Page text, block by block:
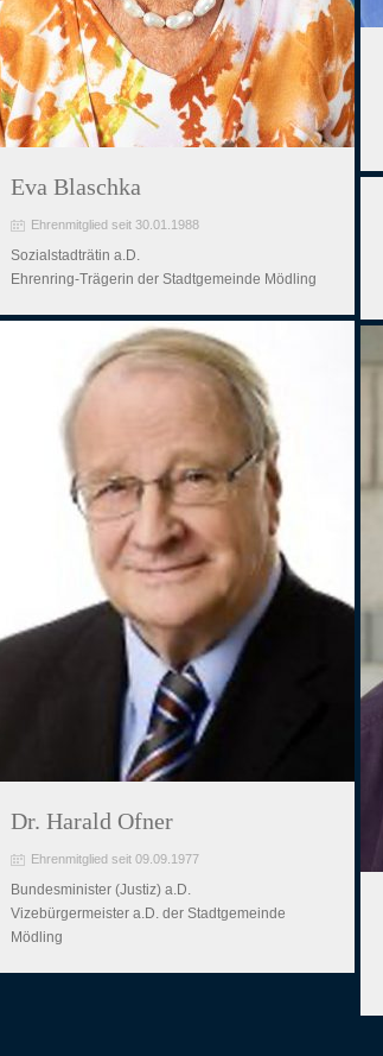
Eva Blaschka
Ehrenmitglied seit 30.01.1988
Sozialstadträtin a.D.
Ehrenring-Trägerin der Stadtgemeinde Mödling
Dr. Harald Ofner
Ehrenmitglied seit 09.09.1977
Bundesminister (Justiz) a.D.
Vizebürgermeister a.D. der Stadtgemeinde
Mödling